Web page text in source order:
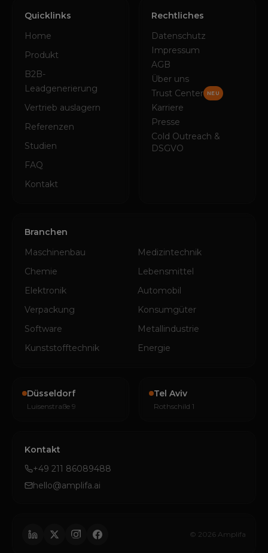
Quicklinks
Home
Produkt
B2B-
Leadgenerierung
Vertrieb auslagern
Referenzen
Studien
FAQ
Kontakt
Rechtliches
Datenschutz
Impressum
AGB
Über uns
Trust Center
NEU
Karriere
Presse
Cold Outreach &
DSGVO
Branchen
Maschinenbau
Medizintechnik
Chemie
Lebensmittel
Elektronik
Automobil
Verpackung
Konsumgüter
Software
Metallindustrie
Kunststofftechnik
Energie
Düsseldorf
Luisenstraße 9
Tel Aviv
Rothschild 1
Kontakt
+49 211 86089488
hello@amplifa.ai
© 2026 Amplifa